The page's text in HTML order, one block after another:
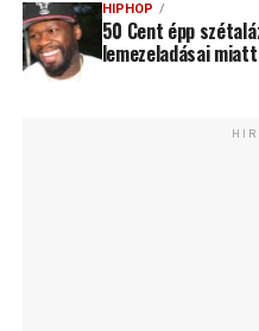
HIPHOP
50 Cent épp
lemezeladásai miatt